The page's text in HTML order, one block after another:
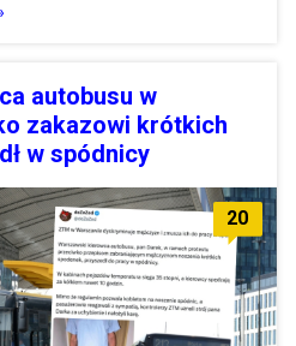
autobusu w
zakazowi krótkich
w spódnicy
20